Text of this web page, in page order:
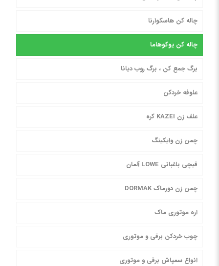
چاله کن هاسکوارنا
چاله کن یوکوهاما
برگ جمع کن ، برگ روب دیانا
علوفه خردکن
علف زن KAZEI کره
چمن زن وایکینگ
قیچی باغبانی LOWE آلمان
چمن زن دورماک DORMAK
اره موتوری ماک
چوب خردکن برقی و موتوری
انواع سمپاش برقی و موتوری